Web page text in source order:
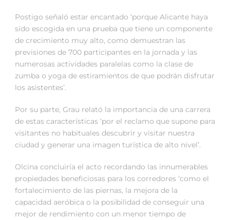
Postigo señaló estar encantado ‘porque Alicante haya
sido escogida en una prueba que tiene un componente
de crecimiento muy alto, como demuestran las
previsiones de 700 participantes en la jornada y las
numerosas actividades paralelas como la clase de
zumba o yoga de estiramientos de que podrán disfrutar
los asistentes’.
Por su parte, Grau relató la importancia de una carrera
de estas características ‘por el reclamo que supone para
visitantes no habituales descubrir y visitar nuestra
ciudad y generar una imagen turística de alto nivel’.
Olcina concluiría el acto recordando las innumerables
propiedades beneficiosas para los corredores ‘como el
fortalecimiento de las piernas, la mejora de la
capacidad aeróbica o la posibilidad de conseguir una
mejor de rendimiento con un menor tiempo de